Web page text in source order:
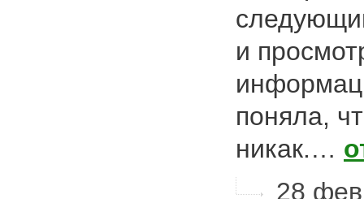
и
поняла,
никак.…
28